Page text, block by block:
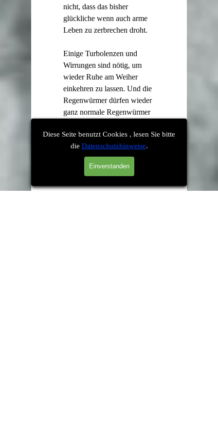
Diese Seite benutzt Cookies , lesen Sie bitte
die Datenschutzhinweise.
Einverstanden
nicht, dass das bisher
glückliche wenn auch arme
Leben zu zerbrechen droht.
Einige Turbolenzen und
Wirrungen sind nötig, um
wieder Ruhe am Weiher
einkehren zu lassen. Und die
Regenwürmer dürfen wieder
ganz normale Regenwürmer